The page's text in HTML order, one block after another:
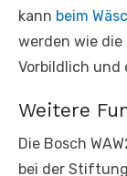
kann beim
werden wie
Vorbildlich und
Weitere
Die Bosch
bei der